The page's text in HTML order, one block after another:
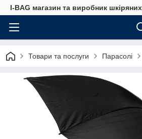
I-BAG магазин та виробник
Товари та послуги Парасолі